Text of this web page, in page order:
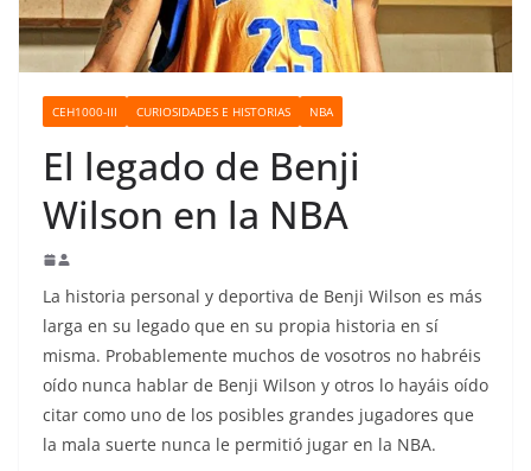
CEH1000-III CURIOSIDADES E HISTORIAS NBA
El legado de Benji
Wilson en la NBA
La historia personal y deportiva de Benji Wilson es más
larga en su legado que en su propia historia en sí
misma. Probablemente muchos de vosotros no habréis
oído nunca hablar de Benji Wilson y otros lo hayáis oído
citar como uno de los posibles grandes jugadores que
la mala suerte nunca le permitió jugar en la NBA.